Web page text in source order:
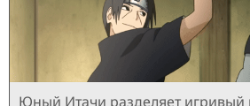
Юный Итачи разделяет игривый